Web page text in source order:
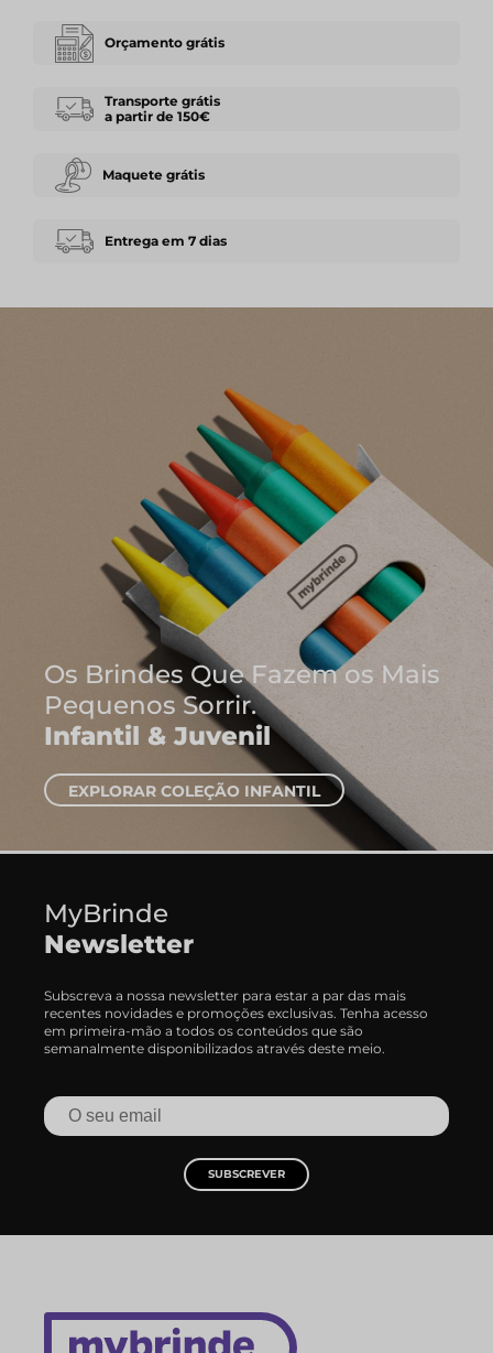
Orçamento grátis
Transporte grátis
a partir de 150€
Maquete grátis
Entrega em 7 dias
Onde Nascem
Cadernos e
EXPLORAR
MyBrinde
Newsletter
Subscreva a nossa newsletter para estar a par das mais
recentes novidades e promoções exclusivas. Tenha acesso
em primeira-mão a todos os conteúdos que são
semanalmente disponibilizados através deste meio.
SUBSCREVER